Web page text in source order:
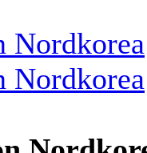
Nordkorea
Nordkorea